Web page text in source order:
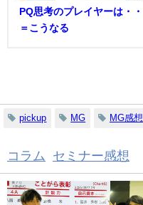
PQ思考のプレイヤーは・・
＝こうなる
pickup MG MG感想
コラム セミナー感想